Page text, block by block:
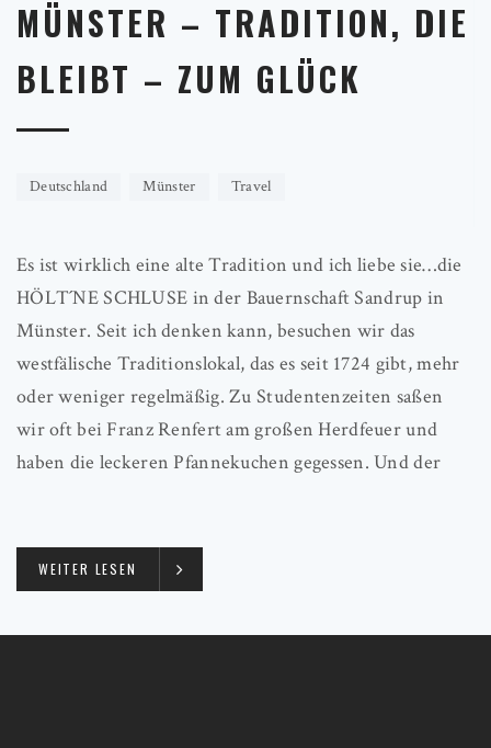
MÜNSTER – TRADITION, DIE
BLEIBT – ZUM GLÜCK
Deutschland Münster Travel
Es ist wirklich eine alte Tradition und ich liebe sie…die
HÖLT´NE SCHLUSE in der Bauernschaft Sandrup in
Münster. Seit ich denken kann, besuchen wir das
westfälische Traditionslokal, das es seit 1724 gibt, mehr
oder weniger regelmäßig. Zu Studentenzeiten saßen
wir oft bei Franz Renfert am großen Herdfeuer und
haben die leckeren Pfannekuchen gegessen. Und der
WEITER LESEN